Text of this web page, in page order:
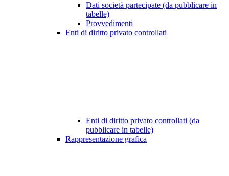
Dati società partecipate (da pubblicare in
tabelle)
Provvedimenti
Enti di diritto privato controllati
Enti di diritto privato controllati (da
pubblicare in tabelle)
Rappresentazione grafica